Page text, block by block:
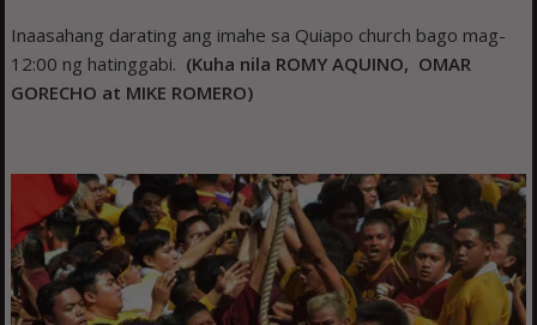
Inaasahang darating ang imahe sa Quiapo church bago mag-
12:00 ng hatinggabi. (Kuha nila ROMY AQUINO, OMAR
GORECHO at MIKE ROMERO)